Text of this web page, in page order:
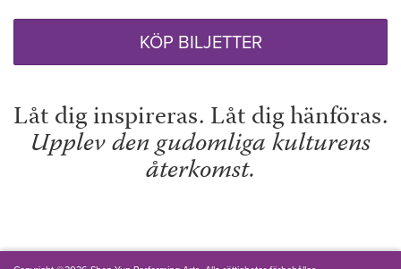
KÖP BILJETTER
Låt dig inspireras. Låt dig hänföras.
Upplev den gudomliga kulturens
återkomst.